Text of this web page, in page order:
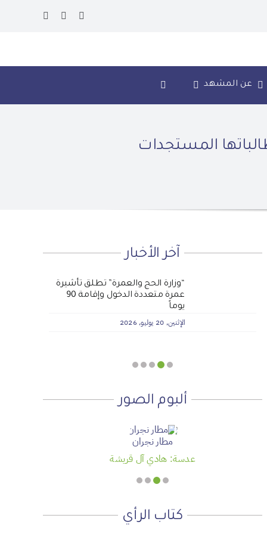
عن المشهد
المستجدات
آخر الأخبار
الجمعية الخيرية للخدمات
الاجتماعية بنجران تنفذ مشروعي
تأثيث المنازل وسداد الإيجارات بدعم
من منصة ديم للمنح التنموي
“وزارة الحج والعمرة” تطلق تأشيرة
عمرة متعددة الدخول وإقامة 90
يوماً
الإثنين, 20 يوليو, 2026
أجتاحني الخريف .. و أعادني الربيع
الأحد, 19 يوليو, 2026
لماذا نعمل 8 ساعات؟
الجمعة, 3 يوليو, 2026
المنطقة الآمنة
الخميس, 2 يوليو, 2026
ألبوم الصور
مطار نجران
عدسة: هادي آل قريشة
كتاب الرأي